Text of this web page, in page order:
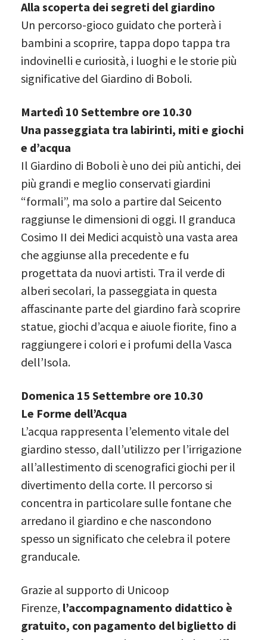
Alla scoperta dei segreti del giardino
Un percorso-gioco guidato che porterà i
bambini a scoprire, tappa dopo tappa tra
indovinelli e curiosità, i luoghi e le storie più
significative del Giardino di Boboli.
Martedì 10 Settembre ore 10.30
Una passeggiata tra labirinti, miti e giochi
e d’acqua
Il Giardino di Boboli è uno dei più antichi, dei
più grandi e meglio conservati giardini
“formali”, ma solo a partire dal Seicento
raggiunse le dimensioni di oggi. Il granduca
Cosimo II dei Medici acquistò una vasta area
che aggiunse alla precedente e fu
progettata da nuovi artisti. Tra il verde di
alberi secolari, la passeggiata in questa
affascinante parte del giardino farà scoprire
statue, giochi d’acqua e aiuole fiorite, fino a
raggiungere i colori e i profumi della Vasca
dell’Isola.
Domenica 15 Settembre ore 10.30
Le Forme dell’Acqua
L’acqua rappresenta l’elemento vitale del
giardino stesso, dall’utilizzo per l’irrigazione
all’allestimento di scenografici giochi per il
divertimento della corte. Il percorso si
concentra in particolare sulle fontane che
arredano il giardino e che nascondono
spesso un significato che celebra il potere
granducale.
Grazie al supporto di Unicoop
Firenze, l’accompagnamento didattico è
gratuito, con pagamento del biglietto di